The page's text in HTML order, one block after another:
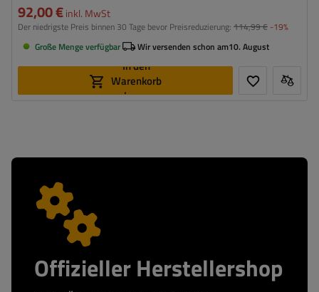
92,00 €inkl. MwSt
Der niedrigste Preis binnen 30 Tage bevor Preisreduzierung: 114,99 € -19%
Große Menge verfügbar
Wir versenden schon am10. August
In den
Warenkorb
legen
Offizieller Herstellershop